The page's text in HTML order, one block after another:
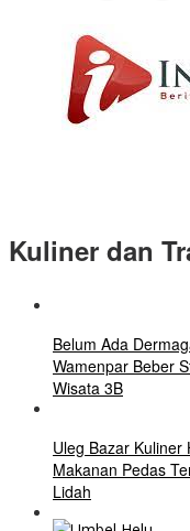
Kuliner dan
Belum Ada
Wamenpar Beber
Wisata 3B
Uleg Bazar
Makanan Pedas
Lidah